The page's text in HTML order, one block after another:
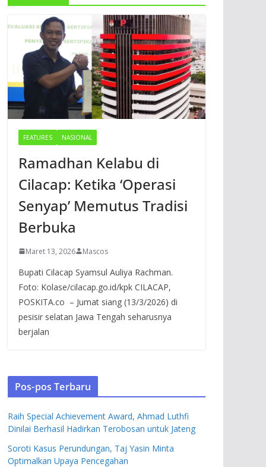
FEATURES NASIONAL
Ramadhan Kelabu di
Cilacap: Ketika ‘Operasi
Senyap’ Memutus Tradisi
Berbuka
Maret 13, 2026 Mascos
Bupati Cilacap Syamsul Auliya Rachman.
Foto: Kolase/cilacap.go.id/kpk CILACAP,
POSKITA.co – Jumat siang (13/3/2026) di
pesisir selatan Jawa Tengah seharusnya
berjalan
Pos-pos Terbaru
Raih Special Achievement Award, Ahmad Luthfi
Dinilai Berhasil Hadirkan Terobosan untuk Jateng
Soroti Kasus Perundungan, Taj Yasin Minta
Optimalkan Upaya Pencegahan